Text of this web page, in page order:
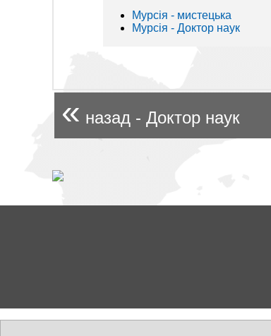
Мурсія - мистецькa
Мурсія - Доктор наук
« назад - Доктор наук